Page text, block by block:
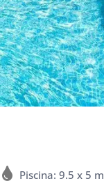
Piscina: 9.5 x 5 m